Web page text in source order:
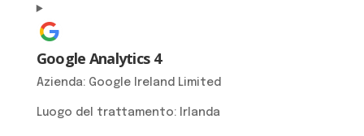
Google Analytics 4
Azienda: Google Ireland Limited
Luogo del trattamento: Irlanda